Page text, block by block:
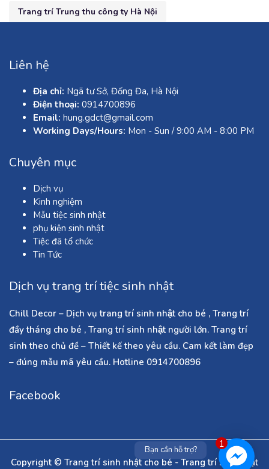
Trang trí Trung thu công ty Hà Nội
Liên hệ
Địa chỉ: Ngã tư Sở, Đống Đa, Hà Nội
Điện thoại: 0914700896
Email: hung.gdct@gmail.com
Working Days/Hours: Mon - Sun / 9:00 AM - 8:00 PM
Chuyên mục
Dịch vụ
Kinh nghiệm
Mẫu tiệc sinh nhật
phụ kiện sinh nhật
Tiệc đã tổ chức
Tin Tức
Dịch vụ trang trí tiệc sinh nhật
Chill Decor – Dịch vụ trang trí sinh nhật cho bé , Trang trí
đầy tháng cho bé , Trang trí sinh nhật người lớn. Trang trí
sinh theo chủ đề – Thiết kế theo yêu cầu. Cam kết làm đẹp
– đúng mẫu mã yêu cầu. Hotline 0914700896
Facebook
Copyright © Trang trí sinh nhật cho bé - Trang trí sinh nhật
1
Bạn cần hỗ trợ?